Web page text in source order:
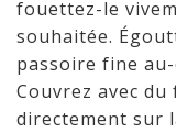
fouettez-le
souhaitée.
passoire fine
Couvrez avec
directement sur